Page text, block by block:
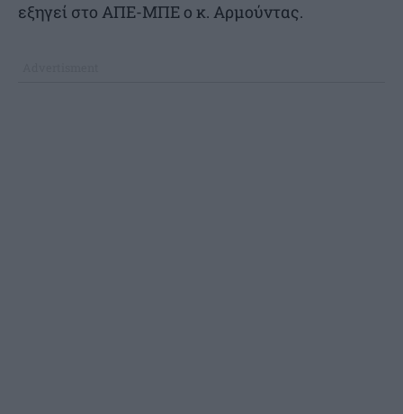
εξηγεί στο ΑΠΕ-ΜΠΕ ο κ. Αρμούντας.